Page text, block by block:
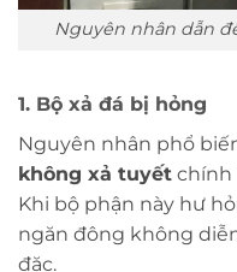
Nguyên nhân dẫn
1. Bộ xả đá bị hỏng
Nguyên nhân phổ
không xả tuyết chính
Khi bộ phận này hư
ngăn đông không
đặc.